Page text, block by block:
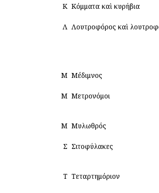
Κ Κόμματα καὶ κυρήβια
Λ Λουτροφόρος καὶ
Μ Μέδιμνος
Μ Μετρονόμοι
Μ Μυλωθρός
Σ Σιτοφύλακες
Τ Τεταρτημόριον